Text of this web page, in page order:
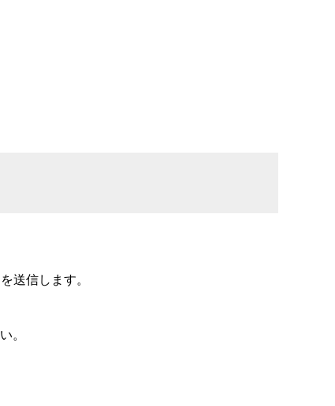
送信します。
。